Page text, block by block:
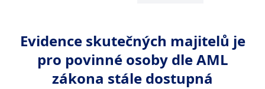
Evidence skutečných majitelů je
pro povinné osoby dle AML
zákona stále dostupná